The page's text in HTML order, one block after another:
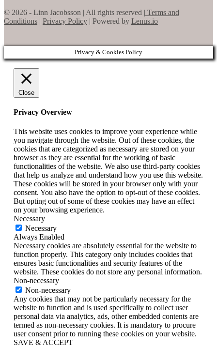
© 2026 - Linn Jacobsson | All rights reserved | Terms and
Conditions | Privacy Policy | Powered by Lenus.io
Privacy & Cookies Policy
Close
Privacy Overview
This website uses cookies to improve your experience while
you navigate through the website. Out of these cookies, the
cookies that are categorized as necessary are stored on your
browser as they are essential for the working of basic
functionalities of the website. We also use third-party cookies
that help us analyze and understand how you use this website.
These cookies will be stored in your browser only with your
consent. You also have the option to opt-out of these cookies.
But opting out of some of these cookies may have an effect
on your browsing experience.
Necessary
Necessary
Always Enabled
Necessary cookies are absolutely essential for the website to
function properly. This category only includes cookies that
ensures basic functionalities and security features of the
website. These cookies do not store any personal information.
Non-necessary
Non-necessary
Any cookies that may not be particularly necessary for the
website to function and is used specifically to collect user
personal data via analytics, ads, other embedded contents are
termed as non-necessary cookies. It is mandatory to procure
user consent prior to running these cookies on your website.
SAVE & ACCEPT